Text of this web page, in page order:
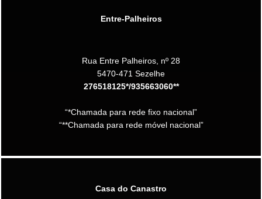
Entre-Palheiros
Rua Entre Palheiros, nº 28
5470-471 Sezelhe
276518125*/935663060**
“*Chamada para rede fixo nacional”
“**Chamada para rede móvel nacional”
Casa do Canastro